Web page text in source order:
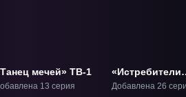
мечей» ТВ-1
13 серия
«Истребители
насекомых»
Добавлена 26